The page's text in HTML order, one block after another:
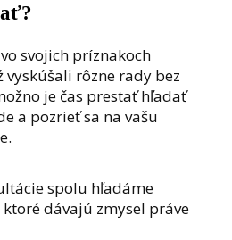
svojich príznakoch
vyskúšali rôzne rady bez
je čas prestať hľadať
a pozrieť sa na vašu
spolu hľadáme
dávajú zmysel práve